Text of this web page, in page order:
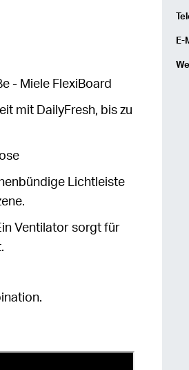
- Miele FlexiBoard
mit DailyFresh, bis zu
Lichtleiste
Ventilator sorgt für
E-